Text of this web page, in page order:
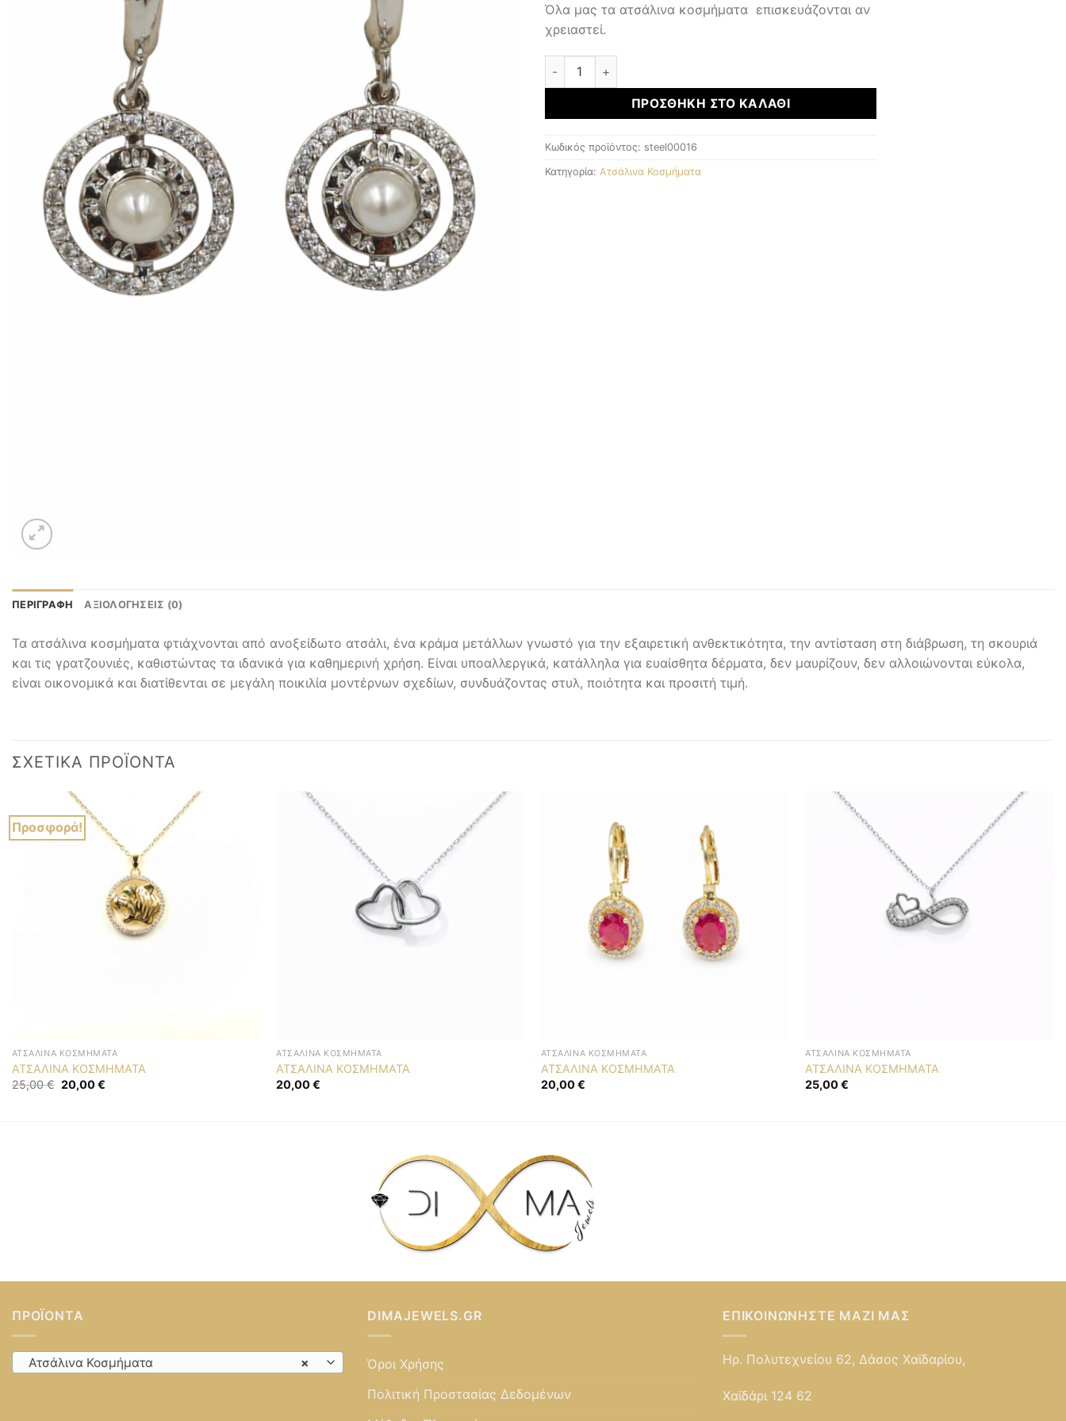
Όλα μας τα ατσάλινα κοσμήματα επισκευάζονται αν
χρειαστεί.
ΑΤΣΑΛΙΝΑ ΚΟΣΜΗΜΑΤΑ ποσότητα
ΠΡΟΣΘΉΚΗ ΣΤΟ ΚΑΛΆΘΙ
Κωδικός προϊόντος: steel00016
Κατηγορία: Ατσάλινα Κοσμήματα
ΠΕΡΙΓΡΑΦΉ ΑΞΙΟΛΟΓΉΣΕΙΣ (0)
Τα ατσάλινα κοσμήματα φτιάχνονται από ανοξείδωτο ατσάλι, ένα κράμα μετάλλων γνωστό για την εξαιρετική ανθεκτικότητα, την αντίσταση στη διάβρωση, τη σκουριά
και τις γρατζουνιές, καθιστώντας τα ιδανικά για καθημερινή χρήση. Είναι υποαλλεργικά, κατάλληλα για ευαίσθητα δέρματα, δεν μαυρίζουν, δεν αλλοιώνονται εύκολα,
είναι οικονομικά και διατίθενται σε μεγάλη ποικιλία μοντέρνων σχεδίων, συνδυάζοντας στυλ, ποιότητα και προσιτή τιμή.
ΣΧΕΤΙΚΆ ΠΡΟΪΌΝΤΑ
Προσφορά!
ΑΤΣΆΛΙΝΑ ΚΟΣΜΉΜΑΤΑ
ΑΤΣΑΛΙΝΑ ΚΟΣΜΗΜΑΤΑ
25,00€ Original
price
20,00€
ΑΤΣΆΛΙΝΑ ΚΟΣΜΉΜΑΤΑ
ΑΤΣΑΛΙΝΑ ΚΟΣΜΗΜΑΤΑ
20,00€
ΑΤΣΆΛΙΝΑ ΚΟΣΜΉΜΑΤΑ
ΑΤΣΑΛΙΝΑ ΚΟΣΜΗΜΑΤΑ
20,00€
ΑΤΣΆΛΙΝΑ ΚΟΣΜΉΜΑΤΑ
ΑΤΣΑΛΙΝΑ ΚΟΣΜΗΜΑΤΑ
25,00€
ΠΡΟΪΌΝΤΑ
×
Ατσάλινα Κοσμήματα
DIMAJEWELS.GR
Όροι Χρήσης
Πολιτική Προστασίας Δεδομένων
ΕΠΙΚΟΙΝΩΝΉΣΤΕ ΜΑΖΊ ΜΑΣ
Ηρ. Πολυτεχνείου 62, Δάσος Χαϊδαρίου,
Χαϊδάρι 124 62